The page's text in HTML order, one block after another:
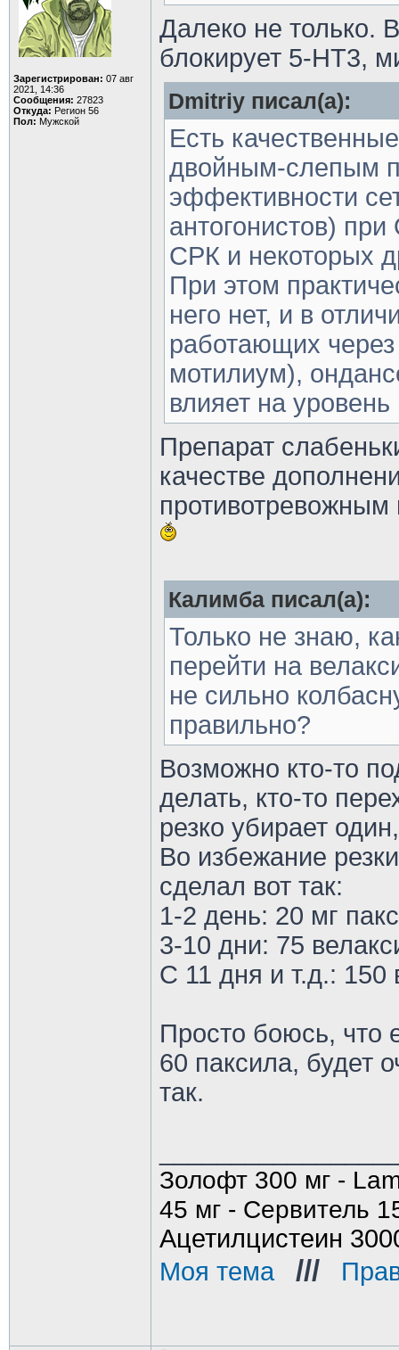
Зарегистрирован: 07 авг
2021, 14:36
Сообщения: 27823
Откуда: Регион 56
Пол: Мужской
Далеко не только.
блокирует 5-HT3,
Dmitriy писал(а):
Есть
двойным-слепым
эффективности
антогонистов)
СРК и некоторых
При этом
него нет, и в
работающих
мотилиум),
влияет на
Препарат
качестве
Калимба писал(а):
Только не знаю,
перейти на
не сильно
правильно?
Возможно кто-то
делать, кто-то
резко убирает
Во избежание
сделал вот так:
1-2 день: 20 мг
3-10 дни: 75
С 11 дня и т.д.: 150
Просто боюсь, что
60 паксила, будет
так.
Золофт 300 мг -
45 мг - Сервитель
Ацетилцистеин
Моя тема_ ///